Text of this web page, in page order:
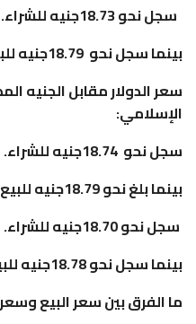
سجل نحو 18.73جنيه للشراء.
بينما سجل نحو 18.79جنيه للبيع.
سعر الدولار مقابل الجنيه
الإسلامي:
سجل نحو 18.74جنيه للشراء.
بينما بلغ نحو 18.79جنيه للبيع.
سجل نحو 18.70جنيه للشراء.
بينما سجل نحو 18.78جنيه للبيع.
ما الفرق بين سعر البيع